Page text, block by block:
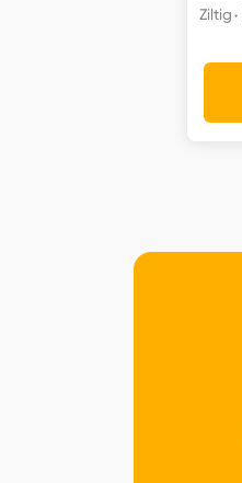
Ziltig